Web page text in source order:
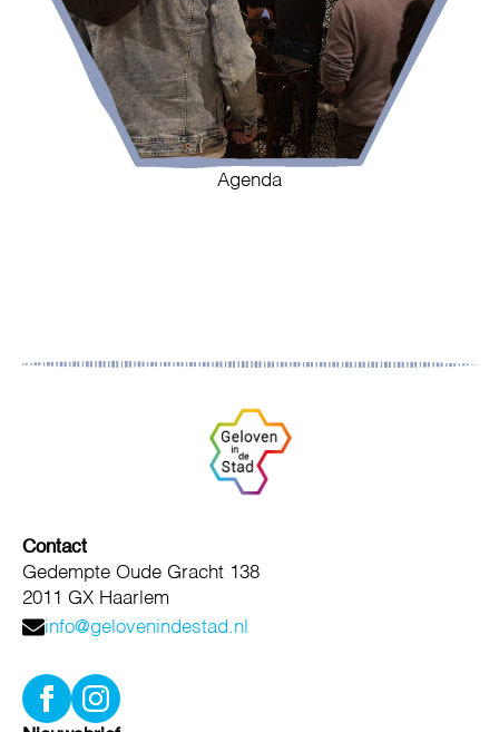
Agenda
Contact
Gedempte Oude Gracht 138
2011 GX Haarlem
info@gelovenindestad.nl